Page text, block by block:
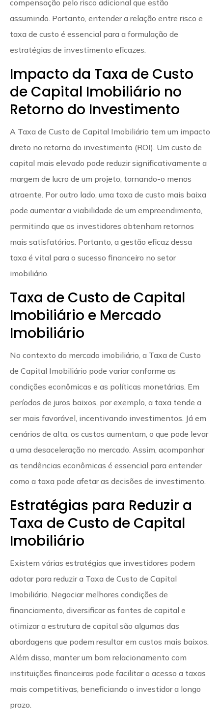
compensação pelo risco adicional que estão
assumindo. Portanto, entender a relação entre risco e
taxa de custo é essencial para a formulação de
estratégias de investimento eficazes.
Impacto da Taxa de Custo
de Capital Imobiliário no
Retorno do Investimento
A Taxa de Custo de Capital Imobiliário tem um impacto
direto no retorno do investimento (ROI). Um custo de
capital mais elevado pode reduzir significativamente a
margem de lucro de um projeto, tornando-o menos
atraente. Por outro lado, uma taxa de custo mais baixa
pode aumentar a viabilidade de um empreendimento,
permitindo que os investidores obtenham retornos
mais satisfatórios. Portanto, a gestão eficaz dessa
taxa é vital para o sucesso financeiro no setor
imobiliário.
Taxa de Custo de Capital
Imobiliário e Mercado
Imobiliário
No contexto do mercado imobiliário, a Taxa de Custo
de Capital Imobiliário pode variar conforme as
condições econômicas e as políticas monetárias. Em
períodos de juros baixos, por exemplo, a taxa tende a
ser mais favorável, incentivando investimentos. Já em
cenários de alta, os custos aumentam, o que pode levar
a uma desaceleração no mercado. Assim, acompanhar
as tendências econômicas é essencial para entender
como a taxa pode afetar as decisões de investimento.
Estratégias para Reduzir a
Taxa de Custo de Capital
Imobiliário
Existem várias estratégias que investidores podem
adotar para reduzir a Taxa de Custo de Capital
Imobiliário. Negociar melhores condições de
financiamento, diversificar as fontes de capital e
otimizar a estrutura de capital são algumas das
abordagens que podem resultar em custos mais baixos.
Além disso, manter um bom relacionamento com
instituições financeiras pode facilitar o acesso a taxas
mais competitivas, beneficiando o investidor a longo
prazo.